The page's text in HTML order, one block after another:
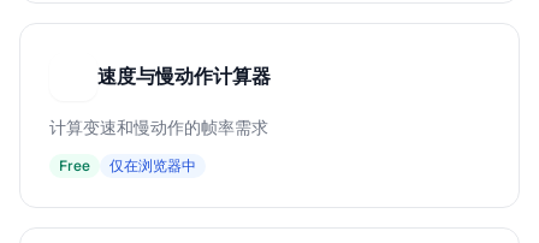
速度与慢动作计算器
计算变速和慢动作的帧率需求
Free 仅在浏览器中